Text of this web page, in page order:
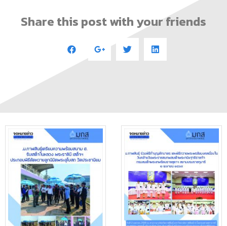
Share this post with your friends